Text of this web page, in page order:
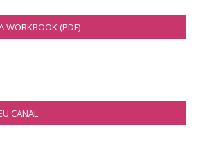
WORKBOOK (PDF)
CANAL